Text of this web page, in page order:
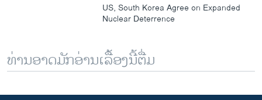
US, South Korea Agree on Expanded
Nuclear Deterrence
ທ່ານອາດມັກອ່ານເລື້ອງນີ້ຕື່ມ